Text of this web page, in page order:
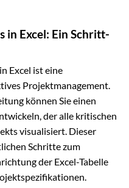
in Excel: Ein Schritt-
Excel ist eine
Projektmanagement.
können Sie einen
der alle kritischen
visualisiert. Dieser
Schritte zum
der Excel-Tabelle